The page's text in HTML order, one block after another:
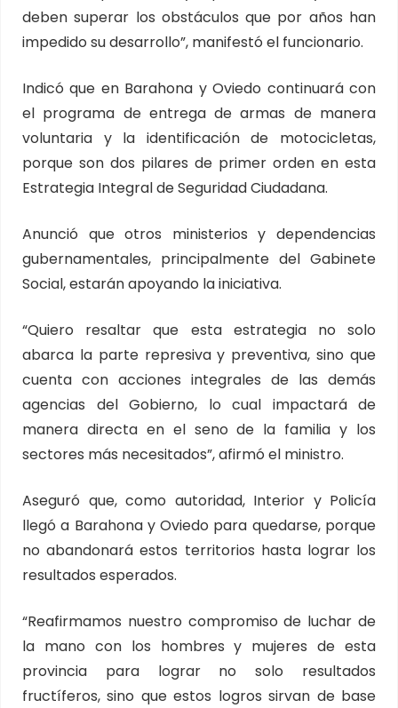
deben superar los obstáculos que por años han
impedido su desarrollo”, manifestó el funcionario.
Indicó que en Barahona y Oviedo continuará con
el programa de entrega de armas de manera
voluntaria y la identificación de motocicletas,
porque son dos pilares de primer orden en esta
Estrategia Integral de Seguridad Ciudadana.
Anunció que otros ministerios y dependencias
gubernamentales, principalmente del Gabinete
Social, estarán apoyando la iniciativa.
“Quiero resaltar que esta estrategia no solo
abarca la parte represiva y preventiva, sino que
cuenta con acciones integrales de las demás
agencias del Gobierno, lo cual impactará de
manera directa en el seno de la familia y los
sectores más necesitados”, afirmó el ministro.
Aseguró que, como autoridad, Interior y Policía
llegó a Barahona y Oviedo para quedarse, porque
no abandonará estos territorios hasta lograr los
resultados esperados.
“Reafirmamos nuestro compromiso de luchar de
la mano con los hombres y mujeres de esta
provincia para lograr no solo resultados
fructíferos, sino que estos logros sirvan de base